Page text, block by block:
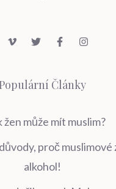
Články
žen může mít muslim?
proč muslimové
alkohol!